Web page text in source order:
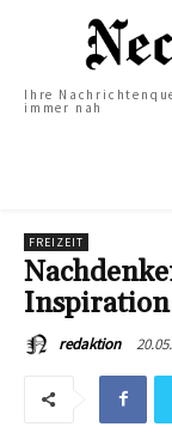
Ihre
immer nah
FREIZEIT
Inspiration
redaktion